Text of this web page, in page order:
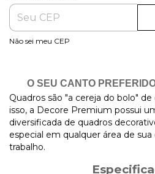
Não sei meu CEP
O SEU CANTO
Quadros são "a cereja do bolo"
isso, a Decore Premium possui
diversificada de quadros
especial em qualquer área de
trabalho.